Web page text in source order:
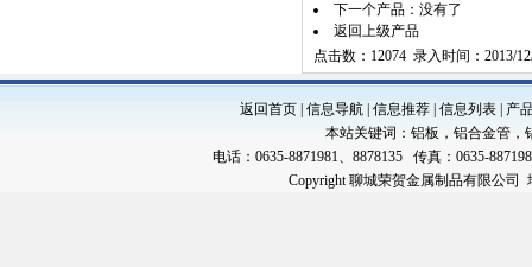
下一个产品：没有了
返回上级产品
点击数：12074 录入时间：2013/
返回首页 信息导航 信息推荐 信息列表
产
本站关键词： 铝板 ， 铝合金管 ，
电话：0635-8871981、8878135 传真：0635-
Copyright 聊城荣贺金属制品有限公